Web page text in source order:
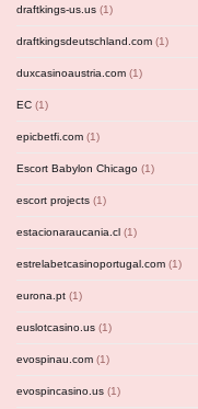
draftkings-us.us (1)
draftkingsdeutschland.com (1)
duxcasinoaustria.com (1)
EC (1)
epicbetfi.com (1)
Escort Babylon Chicago (1)
escort projects (1)
estacionaraucania.cl (1)
estrelabetcasinoportugal.com (1)
eurona.pt (1)
euslotcasino.us (1)
evospinau.com (1)
evospincasino.us (1)